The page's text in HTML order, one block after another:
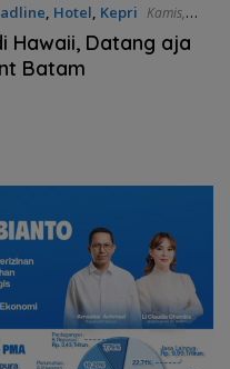
, Hotel, Kepri Kamis,
Hawaii, Datang aja
Batam